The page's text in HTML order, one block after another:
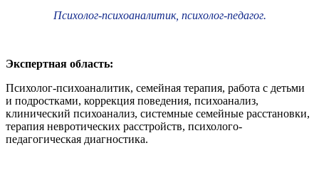
Психолог-психоаналитик, психолог-педагог.
Экспертная область:
Психолог-психоаналитик, семейная терапия, работа с детьми
и подростками, коррекция поведения, психоанализ,
клинический психоанализ, системные семейные расстановки,
терапия невротических расстройств, психолого-
педагогическая диагностика.